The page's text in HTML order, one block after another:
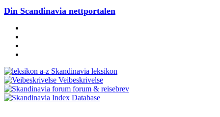
Din Scandinavia nettportalen
Skandinavia leksikon
Veibeskrivelse
forum & reisebrev
Database